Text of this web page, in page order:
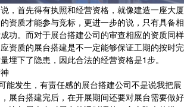
首先得有执照和经营资格，就像建造一座大厦
资质才能参与竞标，更进一步的说，只有具备相
功。而对于展台搭建公司的审查相应的资质同样
资质的展台搭建是不一定能够保证工期的按时完
埋下了隐患，因此合法的经营资格是1步。
发生，有责任感的展台搭建公司不是说我把展
展台搭建完后，在开展期间还要对展台需要做好